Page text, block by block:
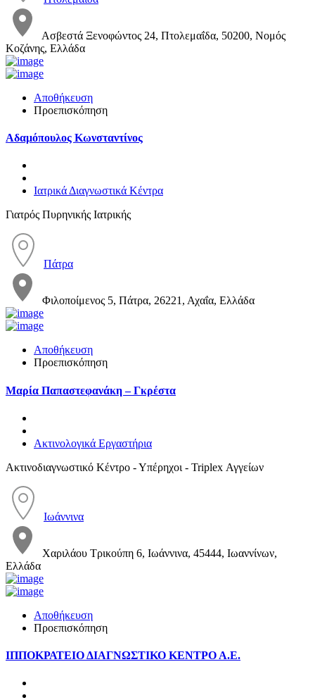
Ασβεστά Ξενοφώντος 24, Πτολεμαΐδα, 50200, Νομός
Κοζάνης, Ελλάδα
Αποθήκευση
Προεπισκόπηση
Αδαμόπουλος Κωνσταντίνος
Ιατρικά Διαγνωστικά Κέντρα
Γιατρός Πυρηνικής Ιατρικής
Πάτρα
Φιλοποίμενος 5, Πάτρα, 26221, Αχαΐα, Ελλάδα
Αποθήκευση
Προεπισκόπηση
Μαρία Παπαστεφανάκη – Γκρέστα
Ακτινολογικά Εργαστήρια
Ακτινοδιαγνωστικό Κέντρο - Υπέρηχοι - Triplex Αγγείων
Ιωάννινα
Χαριλάου Τρικούπη 6, Ιωάννινα, 45444, Ιωαννίνων,
Ελλάδα
Αποθήκευση
Προεπισκόπηση
ΙΠΠΟΚΡΑΤΕΙΟ ΔΙΑΓΝΩΣΤΙΚΟ ΚΕΝΤΡΟ Α.Ε.